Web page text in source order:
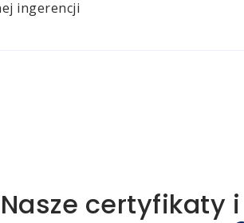
ingerencji
Nasze certyfikaty